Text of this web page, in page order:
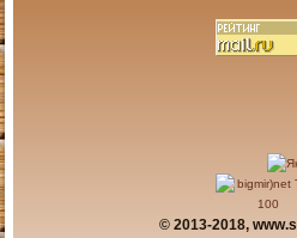
© 2013-2018,